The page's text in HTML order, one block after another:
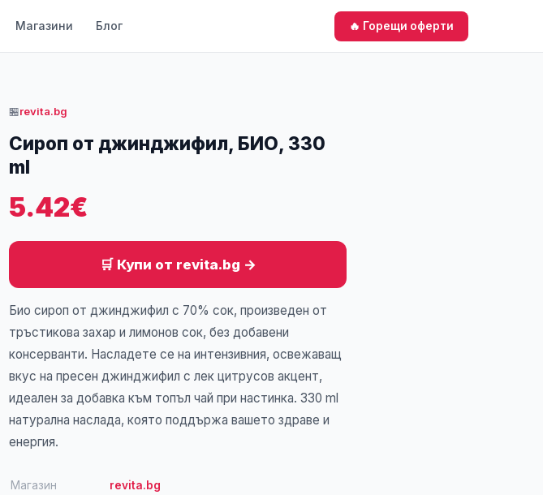
Магазини Блог 🔥 Горещи оферти
🏪revita.bg
Сироп от джинджифил, БИО, 330
ml
5.42€
🛒 Купи от revita.bg →
Био сироп от джинджифил с 70% сок, произведен от
тръстикова захар и лимонов сок, без добавени
консерванти. Насладете се на интензивния, освежаващ
вкус на пресен джинджифил с лек цитрусов акцент,
идеален за добавка към топъл чай при настинка. 330 ml
натурална наслада, която поддържа вашето здраве и
енергия.
Магазин revita.bg